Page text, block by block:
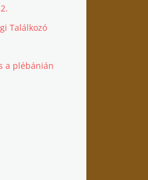
Találkozó
a plébánián